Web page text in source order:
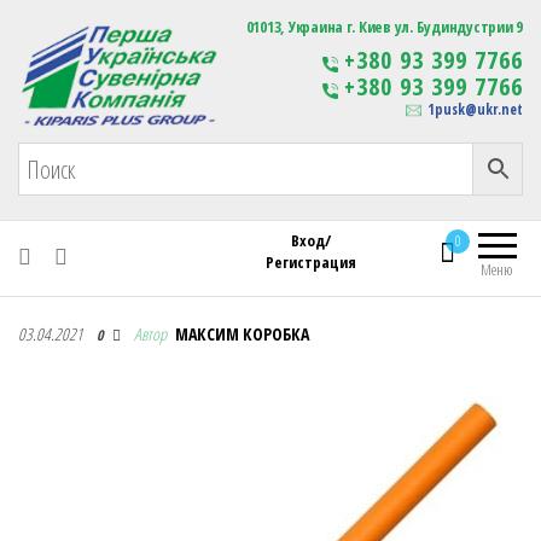
Первая Украинская Сувенирная Компания Изготовление
сувенирной продукции
с логотипом
01013, Украина г. Киев ул. Будиндустрии 9
+380 93 399 7766
+380 93 399 7766
1pusk@ukr.net
Меню
0
Вход/
Регистрация
Первая Украинская Сувенирная Компания
03.04.2021 0 Автор МАКСИМ КОРОБКА